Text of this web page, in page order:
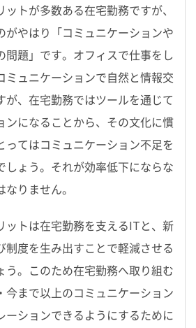
トが多数ある在宅勤務ですが、
がやはり「コミュニケーションや
問題」です。オフィスで仕事をし
ミュニケーションで自然と情報交
が、在宅勤務ではツールを通じて
ンになることから、その文化に慣
ってはコミュニケーション不足を
しょう。それが効率低下にならな
りません。
ットは在宅勤務を支えるITと、新
制度を生み出すことで軽減させる
う。このため在宅勤務へ取り組む
今まで以上のコミュニケーション
ーションできるようにするために